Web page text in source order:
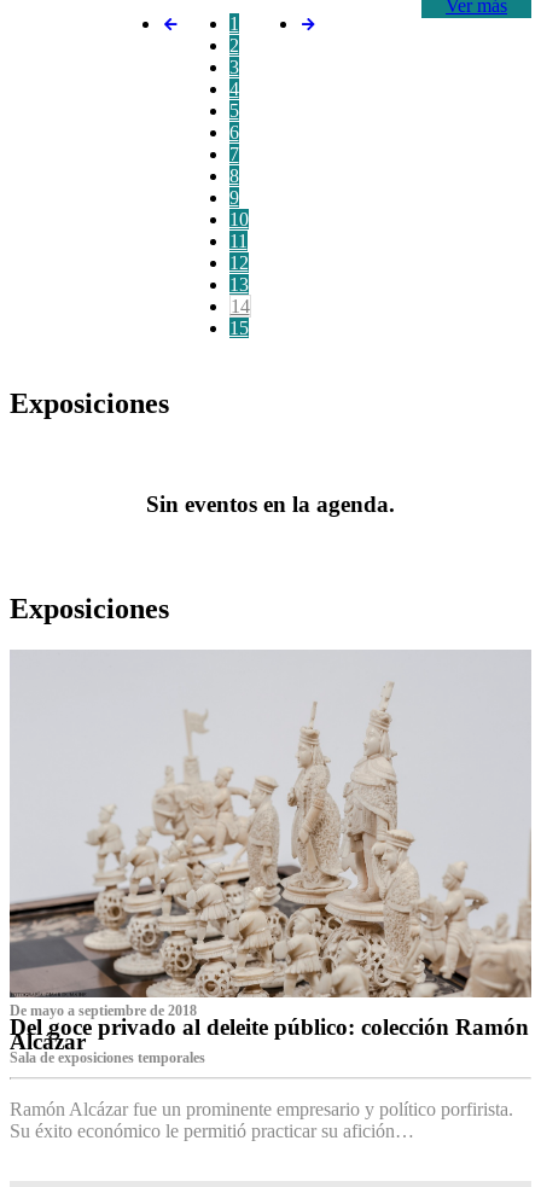
Ver más
1
2
3
4
5
6
7
8
9
10
11
12
13
14
15
Exposiciones
Sin eventos en la agenda.
Exposiciones
De mayo a septiembre de 2018
Del goce privado al deleite público: colección Ramón
Alcázar
Sala de exposiciones temporales
Ramón Alcázar fue un prominente empresario y político porfirista.
Su éxito económico le permitió practicar su afición…